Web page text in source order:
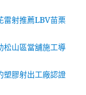
雷射推薦LBV苗栗
松山區當舖施工導
塑膠射出工廠認證